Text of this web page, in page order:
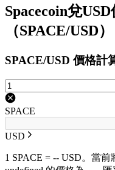
Spacecoin兌
（SPACE/USD）
SPACE/USD 價格計
SPACE
USD
1 SPACE = -- USD。當前